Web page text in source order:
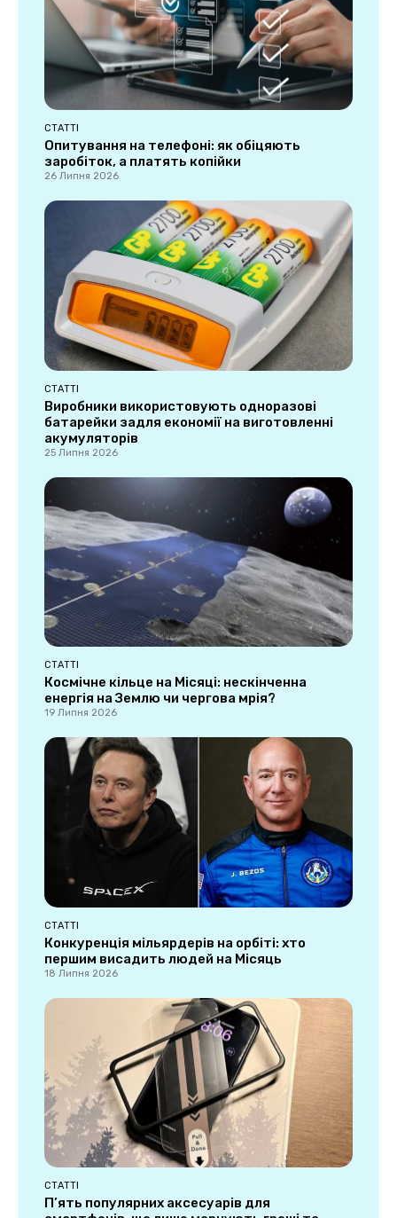
СТАТТІ
Опитування на телефоні: як обіцяють
заробіток, а платять копійки
26 Липня 2026
СТАТТІ
Виробники використовують одноразові
батарейки задля економії на виготовленні
акумуляторів
25 Липня 2026
СТАТТІ
Космічне кільце на Місяці: нескінченна
енергія на Землю чи чергова мрія?
19 Липня 2026
СТАТТІ
Конкуренція мільярдерів на орбіті: хто
першим висадить людей на Місяць
18 Липня 2026
СТАТТІ
П’ять популярних аксесуарів для